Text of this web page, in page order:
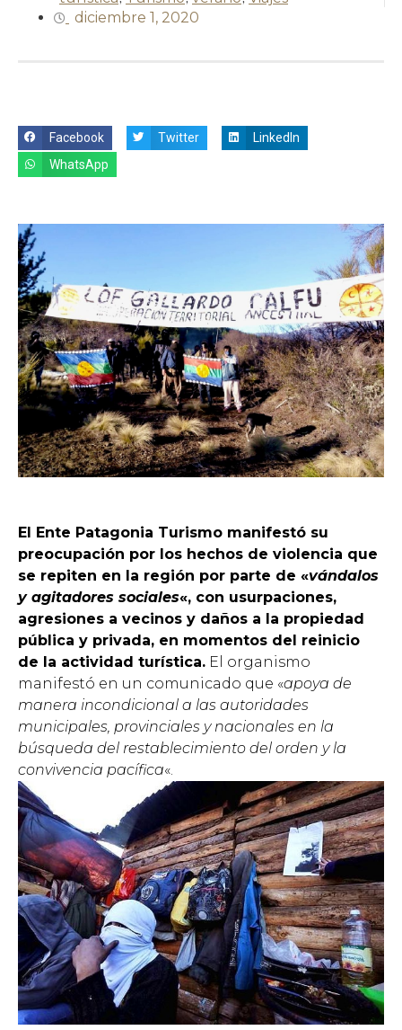
diciembre 1, 2020
Facebook Twitter
LinkedIn
WhatsApp
El Ente Patagonia Turismo manifestó su
preocupación por los hechos de violencia que
se repiten en la región por parte de «vándalos
y agitadores sociales«, con usurpaciones,
agresiones a vecinos y daños a la propiedad
pública y privada, en momentos del reinicio
de la actividad turística. El organismo
manifestó en un comunicado que «apoya de
manera incondicional a las autoridades
municipales, provinciales y nacionales en la
búsqueda del restablecimiento del orden y la
convivencia pacífica«.